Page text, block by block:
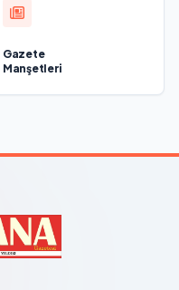
Gazete
Manşetleri